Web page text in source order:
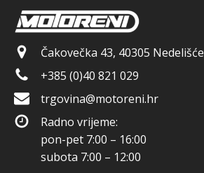
Čakovečka 43, 40305 Nedelišće
+385 (0)40 821 029
trgovina@motoreni.hr
Radno vrijeme:
pon-pet 7:00 – 16:00
subota 7:00 – 12:00